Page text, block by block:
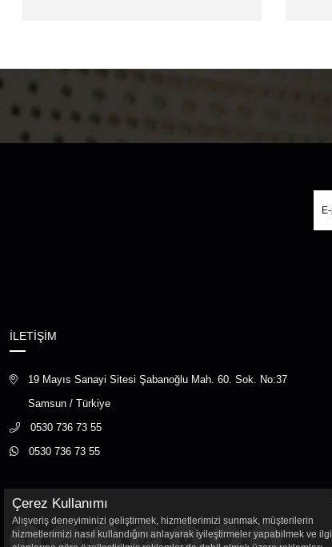
İLETİŞİM
19 Mayıs Sanayi Sitesi Şabanoğlu Mah. 60. Sok. No:37
Samsun / Türkiye
0530 736 73 55
0530 736 73 55
Çerez Kullanımı
Alışveriş deneyiminizi geliştirmek, hizmetlerimizi sunmak, müşterilerin
hizmetlerimizi nasıl kullandığını anlayarak iyileştirmeler yapabilmek ve ilgi